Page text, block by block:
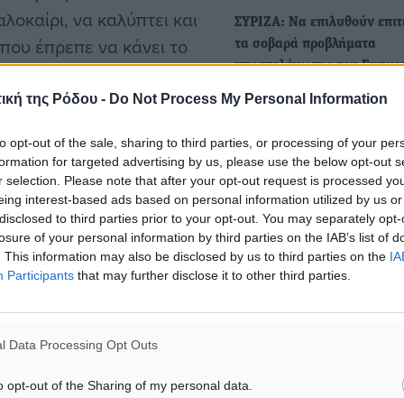
της Ρόδου - Do Not Process My Personal Information
opt-out of the sale, sharing to third parties, or processing of your
for targeted advertising by us, please use the below opt-out
selection. Please note that after your opt-out request is processed
interest-based ads based on personal information utilized by us
to third parties prior to your opt-out. You may separately
of your personal information by third parties on the IAB’s list of
This information may also be disclosed by us to third parties on the
Participants that may further disclose it to other third parties.
Data Processing Opt Outs
opt-out of the Sharing of my personal data.
να καλύπτει και
έπρεπε να κάνει το
ήταν να
θέσεων του ιατρικού
οι 14 απέβησαν
33 κενές θέσεις
ειδικοτήτων, στα 77
36 κενές οργανικές
τραυματιοφορέων. Ένας
που δεν ανταποκρίνεται
με προσωπικό σ’
ΣΥΡΙΖΑ: Να επιλυθούν
τα σοβαρά προβλήματα
υποστελέχωσης του
ΕΡΩΤΗΣΗ Προς τον
Υγείας ΘΕΜΑ: «Σχετικά με…
Μάνος Κόνσολας: «Άμεση
ενίσχυση του Kέντρου
Έμπωνα με νέο ασθενοφόρο
προσωπικό και στον